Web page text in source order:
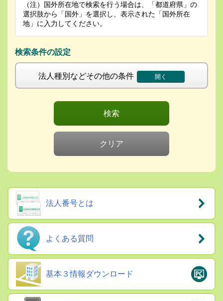
（注）国外所在地で検索を行う場合は、「都道府県」の
選択肢から「国外」を選択し、表示された「国外所在
地」に入力してください。
検索条件の設定
法人種別などその他の条件 開く
検索
クリア
法人番号とは
よくある質問
基本３情報ダウンロード